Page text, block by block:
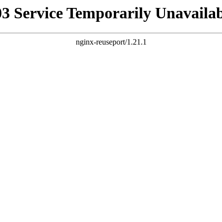
Service Temporarily
nginx-reuseport/1.21.1